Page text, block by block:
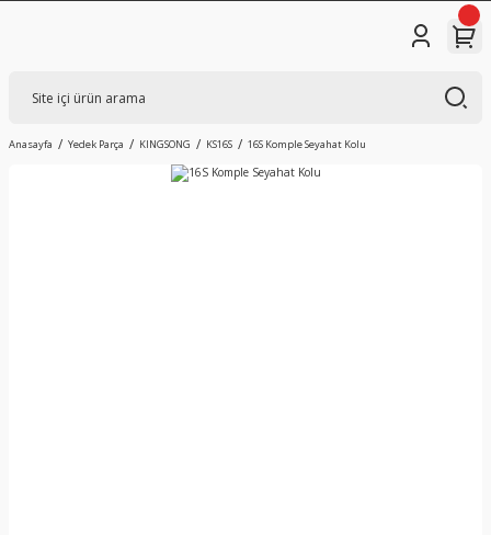
Anasayfa Yedek Parça KINGSONG KS16S 16S Komple Seyahat Kolu